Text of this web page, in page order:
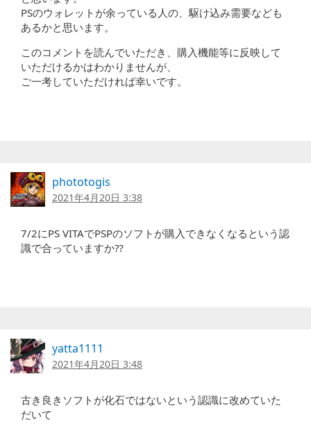
PSのウォレットが余っている人の、駆け込み需要なども
あるかと思います。
このコメントを読んでいただき、購入機能等に反映して
いただけるかはわかりませんが、
ご一考していただければ幸いです。
phototogis
2021年4月20日 3:38
7/2にPS VITAでPSPのソフトが購入できなくなるという認
識で合っていますか⁇
yatta1111
2021年4月20日 3:48
古き良きソフトが化石ではないという認識に改めていた
だいて